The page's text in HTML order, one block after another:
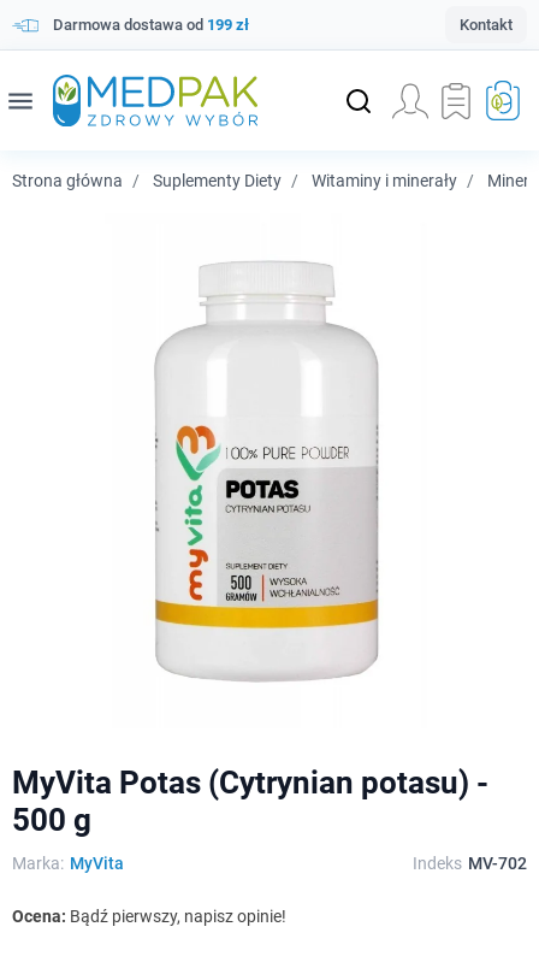
Darmowa dostawa od 199 zł Kontakt
menu
Strona główna Suplementy Diety Witaminy i minerały
MyVita Potas (Cytrynian potasu) -
500 g
Marka: MyVita Indeks MV-702
Ocena: Bądź pierwszy, napisz opinie!